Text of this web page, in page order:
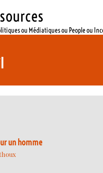
ou Médiatiques ou People ou
un homme